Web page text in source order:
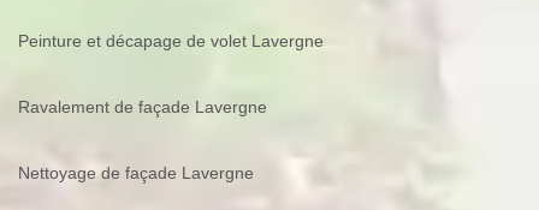
Peinture et décapage de volet Lavergne
Ravalement de façade Lavergne
Nettoyage de façade Lavergne